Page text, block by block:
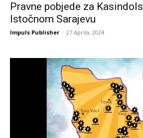
Pravne pobjede za
Istočnom Sarajevu
Impuls Publisher - 27 Aprila, 2024